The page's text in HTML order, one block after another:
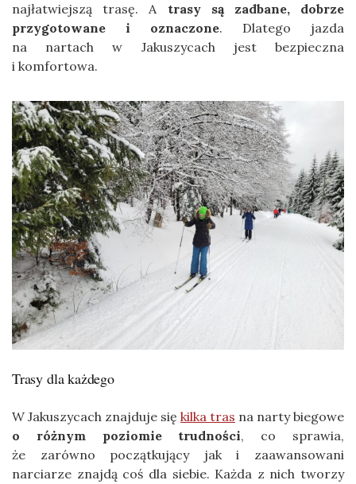
najłatwiejszą trasę. A trasy są zadbane, dobrze
przygotowane i oznaczone. Dlatego jazda
na nartach w Jakuszycach jest bezpieczna
i komfortowa.
Trasy dla każdego
W Jakuszycach znajduje się kilka tras na narty biegowe
o różnym poziomie trudności, co sprawia,
że zarówno początkujący jak i zaawansowani
narciarze znajdą coś dla siebie. Każda z nich tworzy